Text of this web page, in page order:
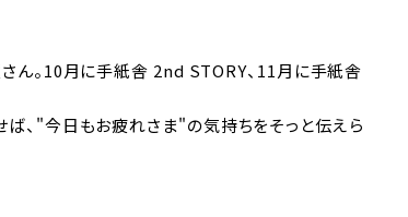
ん。10月に手紙舎 2nd STORY、11月に手紙舎
ば、"今日もお疲れさま"の気持ちをそっと伝えら